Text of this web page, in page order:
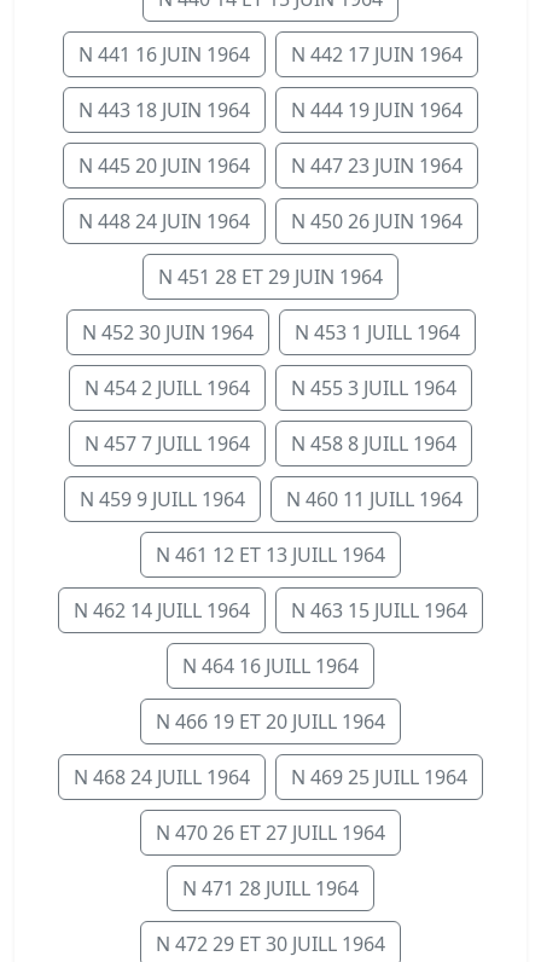
N 441 16 JUIN 1964 N 442 17 JUIN 1964
N 443 18 JUIN 1964 N 444 19 JUIN 1964
N 445 20 JUIN 1964 N 447 23 JUIN 1964
N 448 24 JUIN 1964 N 450 26 JUIN 1964
N 451 28 ET 29 JUIN 1964
N 452 30 JUIN 1964 N 453 1 JUILL 1964
N 454 2 JUILL 1964 N 455 3 JUILL 1964
N 457 7 JUILL 1964 N 458 8 JUILL 1964
N 459 9 JUILL 1964 N 460 11 JUILL 1964
N 461 12 ET 13 JUILL 1964
N 462 14 JUILL 1964 N 463 15 JUILL 1964
N 464 16 JUILL 1964
N 466 19 ET 20 JUILL 1964
N 468 24 JUILL 1964 N 469 25 JUILL 1964
N 470 26 ET 27 JUILL 1964
N 471 28 JUILL 1964
N 472 29 ET 30 JUILL 1964